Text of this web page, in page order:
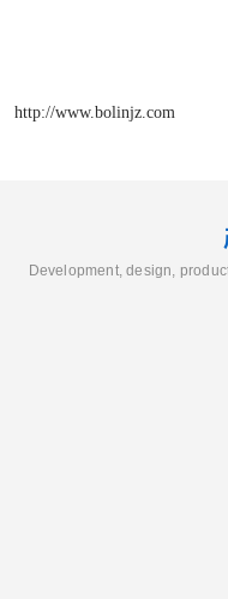
http://www.bolinjz.com
Development, design,